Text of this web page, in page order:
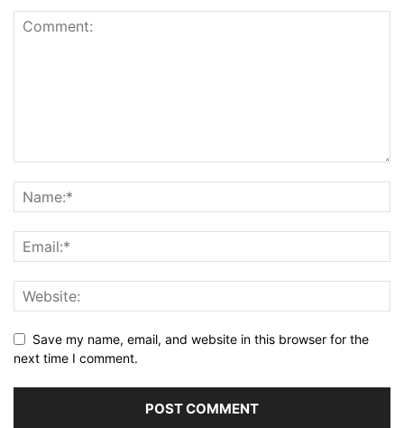
Save my name, email, and website in this browser for the
next time I comment.